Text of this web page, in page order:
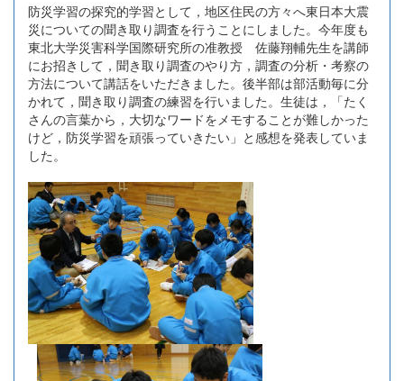
防災学習の探究的学習として，地区住民の方々へ東日本大震
災についての聞き取り調査を行うことにしました。今年度も
東北大学災害科学国際研究所の准教授 佐藤翔輔先生を講師
にお招きして，聞き取り調査のやり方，調査の分析・考察の
方法について講話をいただきました。後半部は部活動毎に分
かれて，聞き取り調査の練習を行いました。生徒は，「たく
さんの言葉から，大切なワードをメモすることが難しかった
けど，防災学習を頑張っていきたい」と感想を発表していま
した。